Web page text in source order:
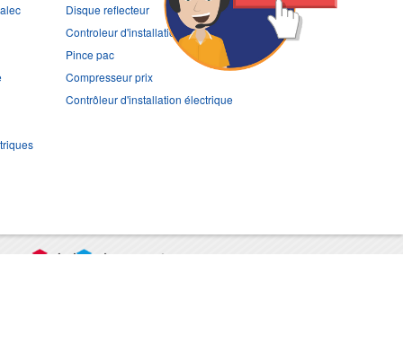
Disque reflecteur
Controleur d'installation
Pince pac
Compresseur prix
Contrôleur d'installation électrique